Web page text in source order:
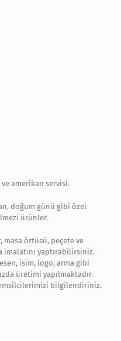
ve amerikan servisi.
doğum günü gibi özel
ürünler.
masa örtüsü, peçete ve
yaptırabilirsiniz.
isim, logo, arma gibi
üretimi yapılmaktadır.
bilgilendiriniz.